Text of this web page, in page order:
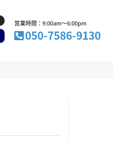
営業時間：9:00am～6:00pm
050-7586-9130